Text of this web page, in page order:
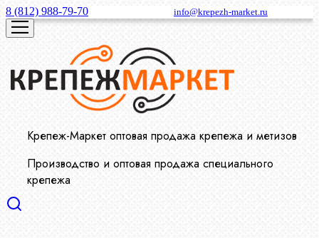
8 (812) 988-79-70 info@krepezh-market.ru
Крепеж-Маркет оптовая продажа крепежа и метизов
Производство и оптовая продажа специального
крепежа